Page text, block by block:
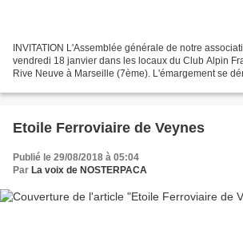
INVITATION L'Assemblée générale de notre
vendredi 18 janvier dans les locaux du Club Alpin
Rive Neuve à Marseille (7ème). L'émargement se
Etoile Ferroviaire de Veynes
Publié le 29/08/2018 à 05:04
Par La voix de NOSTERPACA